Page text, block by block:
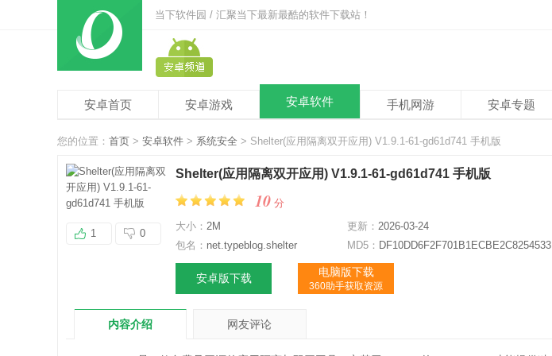
当下软件园 / 汇聚当下最新最酷的软件下载站！
安卓首页 安卓游戏 安卓软件 手机网游 安卓专题
您的位置： 首页 > 安卓软件 > 系统安全 > Shelter(应用隔离双开应用) V1.9.1-61-gd61d741 手机版
1 0
Shelter(应用隔离双开应用) V1.9.1-61-gd61d741 手机版
10 分
大小： 2M 更新： 2026-03-24
包名： net.typeblog.shelter MD5： DF10DD6F2F701B1ECBE2C82545330B4A
安卓版下载 电脑版下载
360助手获取资源
内容介绍 网友评论